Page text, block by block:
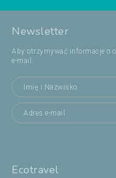
Newsletter
Aby otrzymywać informacje o
e-mail:
Ecotravel